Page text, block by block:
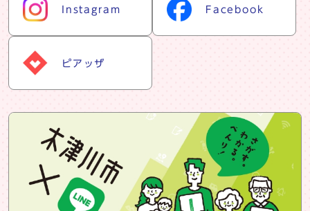
Instagram Facebook
ピアッザ
snsバナー